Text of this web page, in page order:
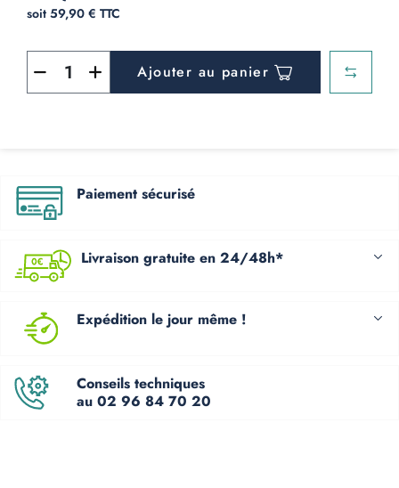
soit 59,90 € TTC
Ajouter au panier
Paiement sécurisé
Livraison gratuite en 24/48h*
Expédition le jour même !
Conseils techniques
au 02 96 84 70 20